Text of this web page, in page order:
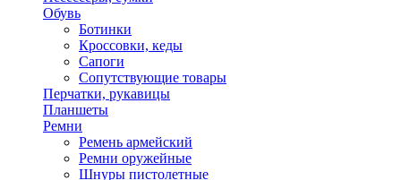
Обувь
Ботинки
Кроссовки, кеды
Сапоги
Сопутствующие товары
Перчатки, рукавицы
Планшеты
Ремни
Ремень армейский
Ремни оружейные
Шнуры пистолетные